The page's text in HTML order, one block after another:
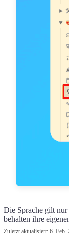
Die Sprache gilt
behalten ihre
Zuletzt aktualisiert: 6. Feb.